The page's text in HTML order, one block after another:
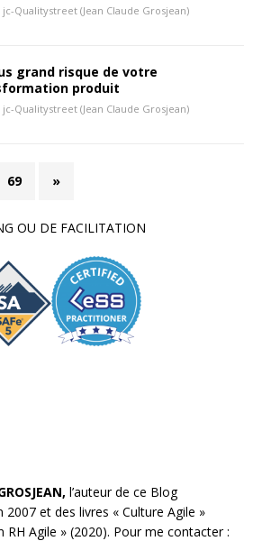
jc-Qualitystreet (Jean Claude Grosjean)
grand risque de votre
produit
jc-Qualitystreet (Jean Claude Grosjean)
69 »
OU DE FACILITATION
l’auteur de ce Blog
2007 et des livres « Culture Agile »
RH Agile » (2020). Pour me contacter :